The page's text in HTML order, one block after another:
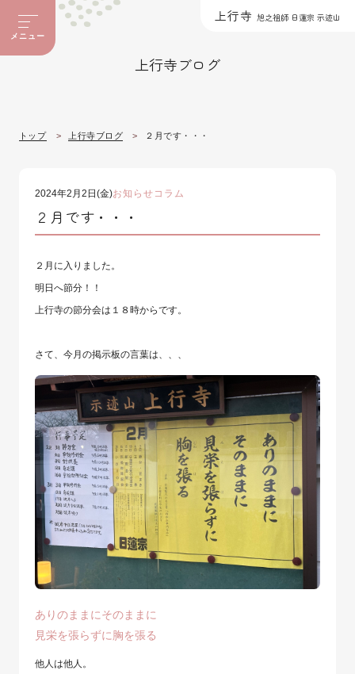
上行寺旭之祖師 日蓮宗 示迹山
メニュー
上行寺ブログ
トップ 上行寺ブログ ２月です・・・
2024年2月2日(金)お知らせ コラム
２月です・・・
２月に入りました。
明日へ節分！！
上行寺の節分会は１８時からです。
さて、今月の掲示板の言葉は、、、
ありのままにそのままに
見栄を張らずに胸を張る
他人は他人。